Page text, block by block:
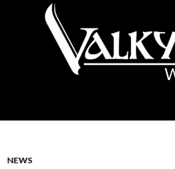
NEWS